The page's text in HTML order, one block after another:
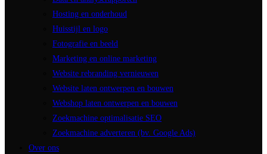
Hosting en onderhoud
Huisstijl en logo
Fotografie en beeld
Marketing en online marketing
Website rebranding vernieuwen
Website laten ontwerpen en bouwen
Webshop laten ontwerpen en bouwen
Zoekmachine optimalisatie SEO
Zoekmachine adverteren (bv. Google Ads)
Over ons